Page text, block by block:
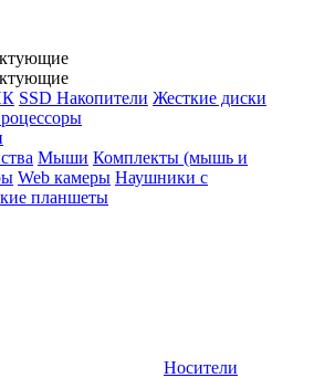
SSD Накопители Жесткие диски
Мыши Комплекты (мышь и
Web камеры Наушники с
планшеты
Носители